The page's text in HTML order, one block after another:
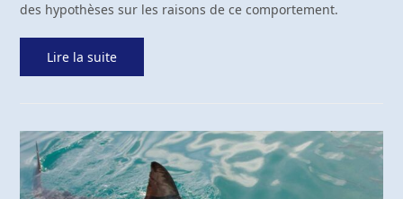
des hypothèses sur les raisons de ce comportement.
Lire la suite